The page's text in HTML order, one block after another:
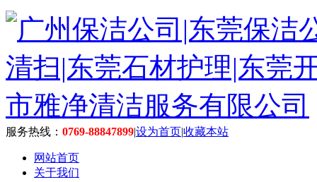
服务热线： 0769-88847899|设为首页|收藏本站
网站首页
关于我们